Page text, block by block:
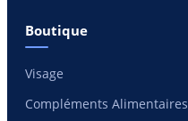
Boutique
Visage
Compléments Alimentaires